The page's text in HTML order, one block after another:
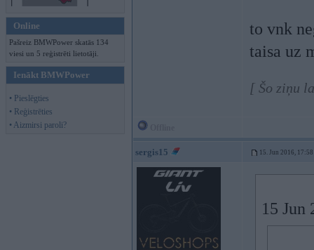
Online
Pašreiz BMWPower skatās 134
viesi un 5 reģistrēti lietotāji.
Ienākt BMWPower
• Pieslēgties
• Reģistrēties
• Aizmirsi paroli?
to vnk
taisa uz
[ Šo ziņu
sergis15 15. Jun 2016, 17:58
15 Jun